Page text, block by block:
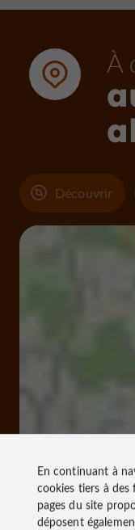
À
Découvrir
En continuant à
cookies tiers à des
pages du site
déposent